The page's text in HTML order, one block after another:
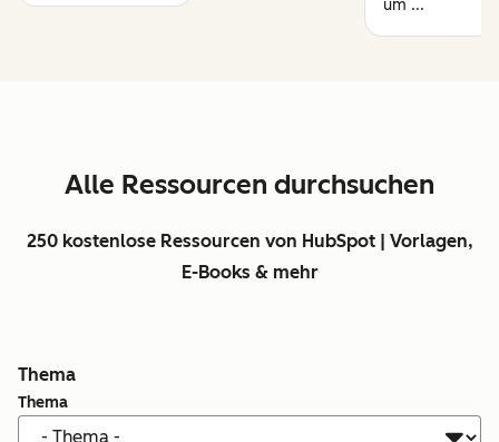
um ...
Alle Ressourcen durchsuchen
250 kostenlose Ressourcen von HubSpot | Vorlagen,
E-Books & mehr
Thema
Thema